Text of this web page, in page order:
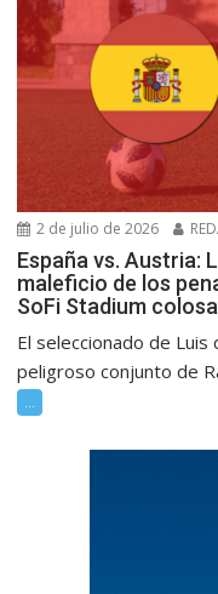
2 de julio de 2026
España vs. Austria:
maleficio de los
SoFi Stadium colosal
El seleccionado de
peligroso conjunto de